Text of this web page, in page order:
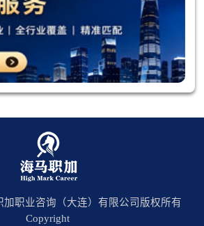
加职业咨询（大连）有限公司版权所有
Copyright